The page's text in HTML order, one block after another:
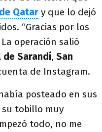
Qatar y que lo dejó
“Gracias por los
operación salió
de Sarandí, San
de Instagram.
posteado en sus
su tobillo muy
todo, no me